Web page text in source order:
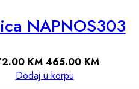
NAPNOS303
KM 465.00KM
Dodaj u korpu